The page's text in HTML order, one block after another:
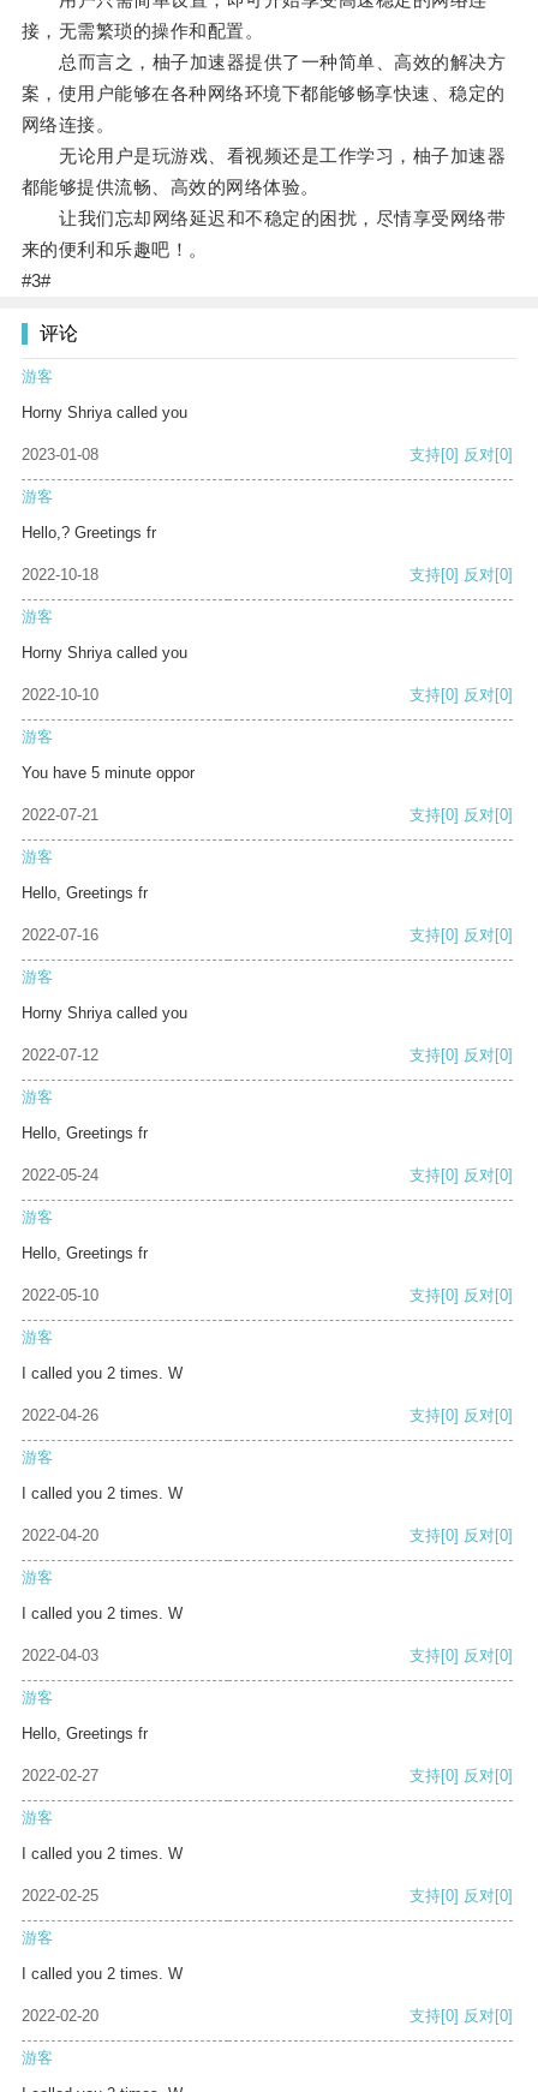
接，无需繁琐的操作和配置。
总而言之，柚子加速器提供了一种简单、高效的解决方
案，使用户能够在各种网络环境下都能够畅享快速、稳定的
网络连接。
无论用户是玩游戏、看视频还是工作学习，柚子加速器
都能够提供流畅、高效的网络体验。
让我们忘却网络延迟和不稳定的困扰，尽情享受网络带
来的便利和乐趣吧！。
#3#
评论
游客
Horny Shriya called you
2023-01-08 支持[0] 反对[0]
游客
Hello,? Greetings fr
2022-10-18 支持[0] 反对[0]
游客
Horny Shriya called you
2022-10-10 支持[0] 反对[0]
游客
You have 5 minute oppor
2022-07-21 支持[0] 反对[0]
游客
Hello, Greetings fr
2022-07-16 支持[0] 反对[0]
游客
Horny Shriya called you
2022-07-12 支持[0] 反对[0]
游客
Hello, Greetings fr
2022-05-24 支持[0] 反对[0]
游客
Hello, Greetings fr
2022-05-10 支持[0] 反对[0]
游客
I called you 2 times. W
2022-04-26 支持[0] 反对[0]
游客
I called you 2 times. W
2022-04-20 支持[0] 反对[0]
游客
I called you 2 times. W
2022-04-03 支持[0] 反对[0]
游客
Hello, Greetings fr
2022-02-27 支持[0] 反对[0]
游客
I called you 2 times. W
2022-02-25 支持[0] 反对[0]
游客
I called you 2 times. W
2022-02-20 支持[0] 反对[0]
游客